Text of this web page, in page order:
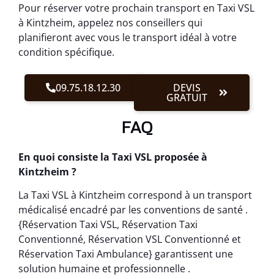
Pour réserver votre prochain transport en Taxi VSL
à Kintzheim, appelez nos conseillers qui
planifieront avec vous le transport idéal à votre
condition spécifique.
09.75.18.12.30 DEVIS
GRATUIT
FAQ
En quoi consiste la Taxi VSL proposée à
Kintzheim ?
La Taxi VSL à Kintzheim correspond à un transport
médicalisé encadré par les conventions de santé .
{Réservation Taxi VSL, Réservation Taxi
Conventionné, Réservation VSL Conventionné et
Réservation Taxi Ambulance} garantissent une
solution humaine et professionnelle .